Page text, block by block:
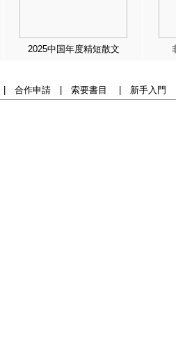
2025中国年度精短散文
合作申請| 索要書目 新手入門